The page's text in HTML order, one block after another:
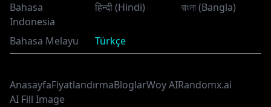
Bahasa
Indonesia
हिन्दी (Hindi) বাংলা (Bangla)
Bahasa Melayu Türkçe
AnasayfaFiyatlandırmaBloglarWoy AIRandomx.ai
AI Fill Image